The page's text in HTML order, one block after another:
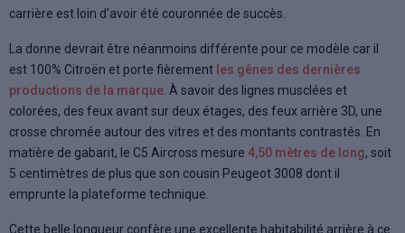
carrière est loin d'avoir été couronnée de succès.
La donne devrait être néanmoins différente pour ce modèle car il
est 100% Citroën et porte fièrement les gênes des dernières
productions de la marque. À savoir des lignes musclées et
colorées, des feux avant sur deux étages, des feux arrière 3D, une
crosse chromée autour des vitres et des montants contrastés. En
matière de gabarit, le C5 Aircross mesure 4,50 mètres de long, soit
5 centimètres de plus que son cousin Peugeot 3008 dont il
emprunte la plateforme technique.
Cette belle longueur confère une excellente habitabilité arrière à ce